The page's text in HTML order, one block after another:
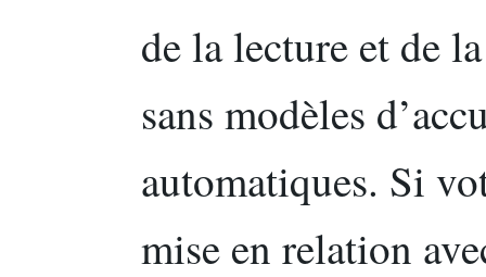
de la lecture et de
sans modèles
automatiques. Si
mise en relation